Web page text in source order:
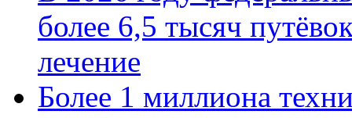
более 6,5 тысяч
лечение
Более 1 миллиона